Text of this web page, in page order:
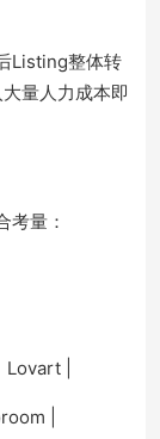
Listing整体转
量人力成本即
考量：
|
|